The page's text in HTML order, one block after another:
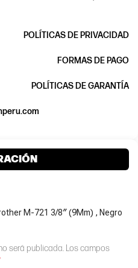
POLÍTICAS DE PRIVACIDAD
FORMAS DE PAGO
POLÍTICAS DE GARANTÍA
M-721 3/8″ (9Mm) , Negro
será publicada. Los campos